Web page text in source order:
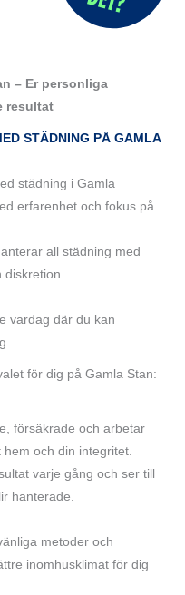
– Er personliga
resultat
STÄDNING PÅ GAMLA
städning i Gamla
erfarenhet och fokus på
all städning med
vardag där du kan
för dig på Gamla Stan:
försäkrade och arbetar
och din integritet.
varje gång och ser till
hanterade.
metoder och
inomhusklimat för dig